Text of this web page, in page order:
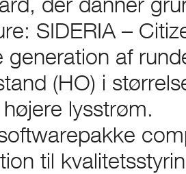
SIDERIA –
generation af
(HO) i
lysstrøm.
til